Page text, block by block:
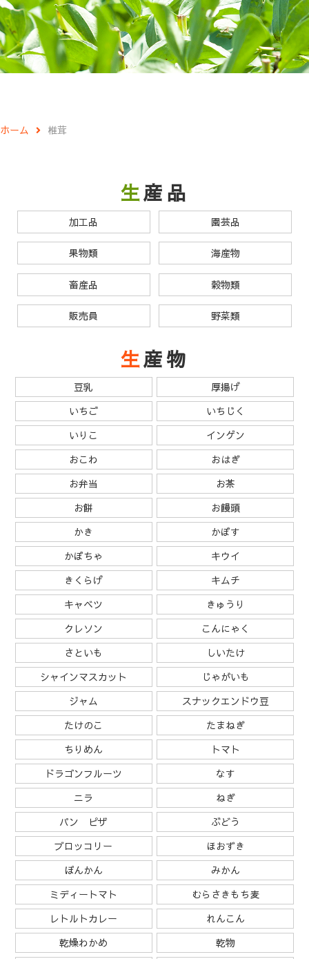
ホーム 椎茸
生産品
加工品 園芸品
果物類 海産物
畜産品 穀物類
販売員 野菜類
生産物
豆乳
厚揚げ
いちご
いちじく
いりこ
インゲン
おこわ
おはぎ
お弁当
お茶
お餅
お饅頭
かき
かぼす
かぼちゃ
キウイ
きくらげ
キムチ
キャベツ
きゅうり
クレソン
こんにゃく
さといも
しいたけ
シャインマスカット
じゃがいも
ジャム
スナックエンドウ豆
たけのこ
たまねぎ
ちりめん
トマト
ドラゴンフルーツ
なす
ニラ
ねぎ
パン ピザ
ぶどう
ブロッコリー
ほおずき
ぽんかん
みかん
ミディートマト
むらさきもち麦
レトルトカレー
れんこん
乾燥わかめ
乾物